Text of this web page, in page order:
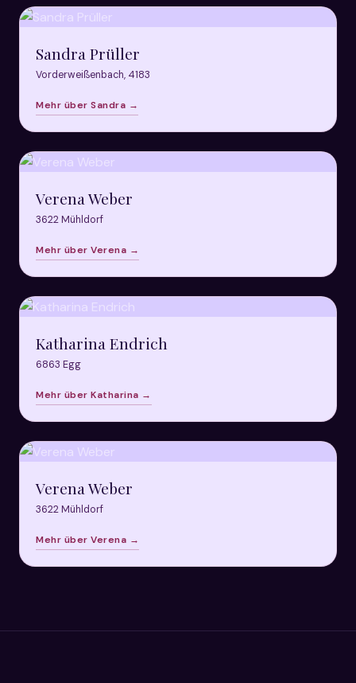
Sandra Prüller
Vorderweißenbach, 4183
Mehr über Sandra →
Verena Weber
3622 Mühldorf
Mehr über Verena →
Katharina Endrich
6863 Egg
Mehr über Katharina →
Verena Weber
3622 Mühldorf
Mehr über Verena →